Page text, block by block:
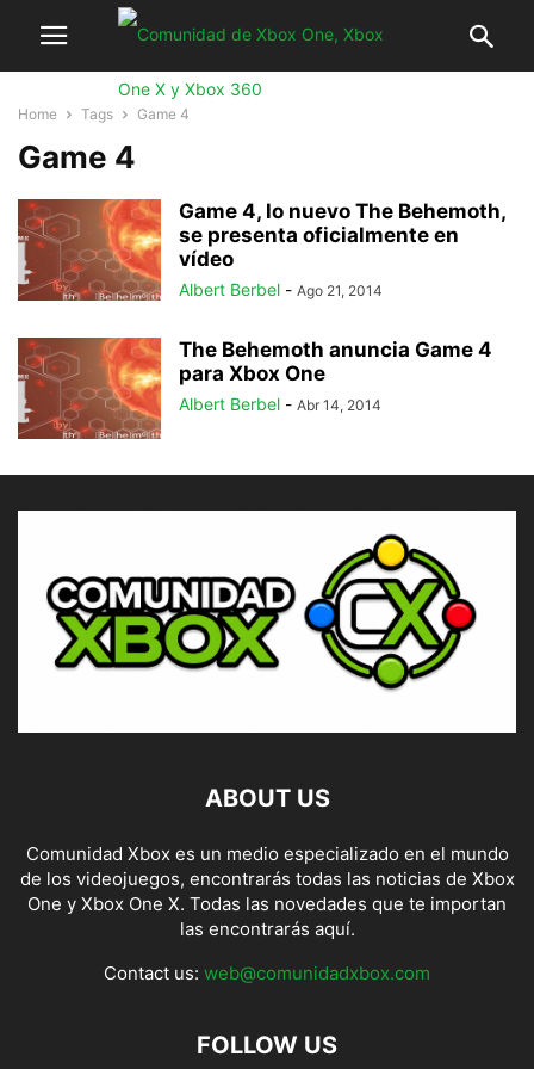
Home Tags Game 4
Game 4
Game 4, lo nuevo The Behemoth,
se presenta oficialmente en
vídeo
Albert Berbel - Ago 21, 2014
The Behemoth anuncia Game 4
para Xbox One
Albert Berbel - Abr 14, 2014
ABOUT US
Comunidad Xbox es un medio especializado en el mundo
de los videojuegos, encontrarás todas las noticias de Xbox
One y Xbox One X. Todas las novedades que te importan
las encontrarás aquí.
Contact us: web@comunidadxbox.com
FOLLOW US